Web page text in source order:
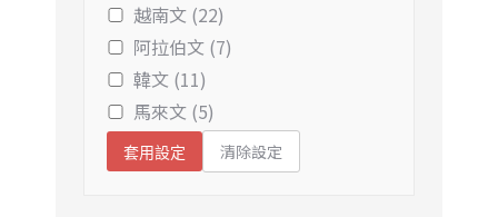
越南文 (22)
阿拉伯文 (7)
韓文 (11)
馬來文 (5)
套用設定 清除設定